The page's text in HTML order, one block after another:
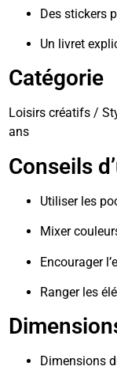
Des stickers
Un livret
Catégorie
Loisirs créatifs /
ans
Conseils
Utiliser les
Mixer
Encourager
Ranger les
Dimensions